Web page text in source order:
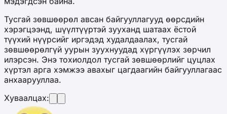
Тусгай зөвшөөрөл авсан байгууллагууд өөрсдийн
хэрэгцээнд, шүүлтүүртэй зууханд шатаах ёстой
түүхий нүүрсийг иргэдэд худалдаалах, тусгай
зөвшөөрөлгүй уурын зуухнуудад хүргүүлэх зөрчил
илэрсэн. Энэ тохиолдол тусгай зөвшөөрлийг цуцлах
хүртэл арга хэмжээ авахыг цагдаагийн байгууллагаас
анхаарууллаа.
Хуваалцах: